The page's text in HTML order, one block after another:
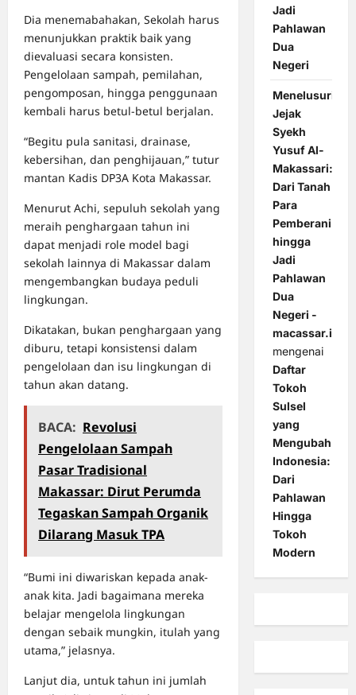
Dia menemabahakan, Sekolah harus
menunjukkan praktik baik yang
dievaluasi secara konsisten.
Pengelolaan sampah, pemilahan,
pengomposan, hingga penggunaan
kembali harus betul-betul berjalan.
“Begitu pula sanitasi, drainase,
kebersihan, dan penghijauan,” tutur
mantan Kadis DP3A Kota Makassar.
Menurut Achi, sepuluh sekolah yang
meraih penghargaan tahun ini
dapat menjadi role model bagi
sekolah lainnya di Makassar dalam
mengembangkan budaya peduli
lingkungan.
Dikatakan, bukan penghargaan yang
diburu, tetapi konsistensi dalam
pengelolaan dan isu lingkungan di
tahun akan datang.
BACA: Revolusi
Pengelolaan Sampah
Pasar Tradisional
Makassar: Dirut Perumda
Tegaskan Sampah Organik
Dilarang Masuk TPA
“Bumi ini diwariskan kepada anak-
anak kita. Jadi bagaimana mereka
belajar mengelola lingkungan
dengan sebaik mungkin, itulah yang
utama,” jelasnya.
Lanjut dia, untuk tahun ini jumlah
Jadi
Pahlawan
Dua
Negeri
Menelusuri
Jejak
Syekh
Yusuf Al-
Makassari:
Dari Tanah
Para
Pemberani
hingga
Jadi
Pahlawan
Dua
Negeri -
macassar.id
mengenai
Daftar
Tokoh
Sulsel
yang
Mengubah
Indonesia:
Dari
Pahlawan
Hingga
Tokoh
Modern